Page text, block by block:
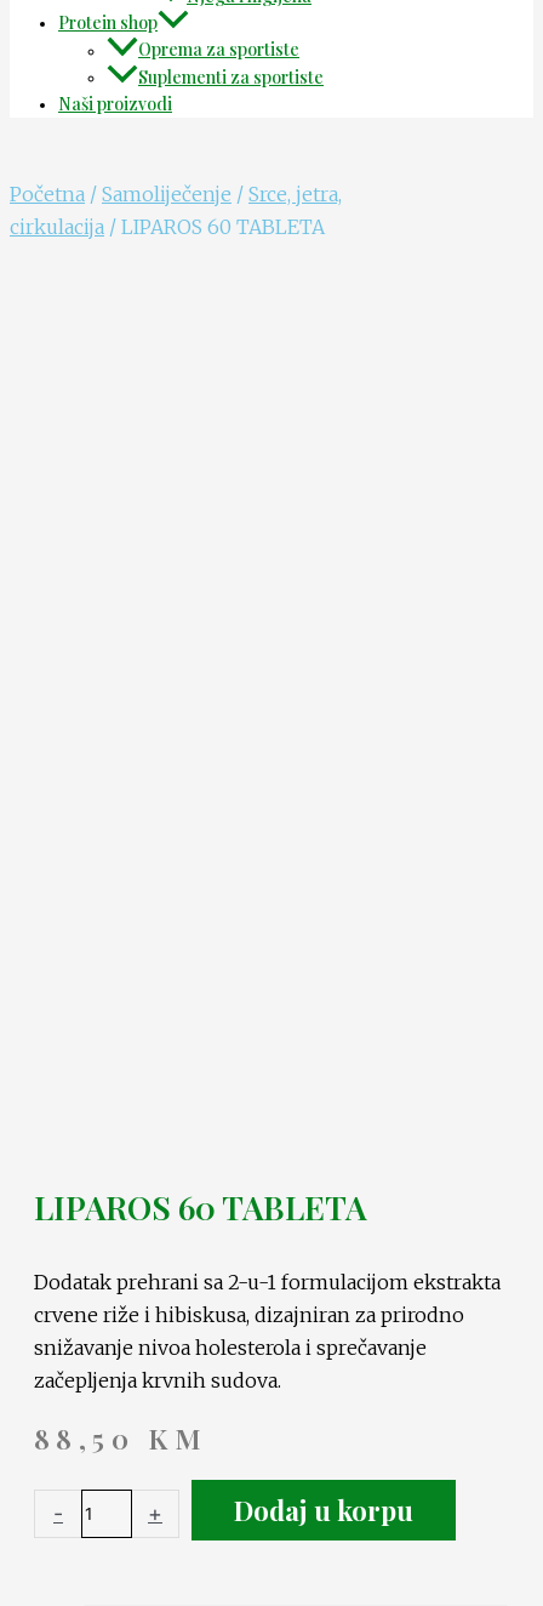
Protein shop
Oprema za sportiste
Suplementi za sportiste
Naši proizvodi
Početna / Samoliječenje / Srce, jetra,
cirkulacija / LIPAROS 60 TABLETA
LIPAROS 60 TABLETA
Dodatak prehrani sa 2-u-1 formulacijom ekstrakta
crvene riže i hibiskusa, dizajniran za prirodno
snižavanje nivoa holesterola i sprečavanje
začepljenja krvnih sudova.
88,50 KM
- + Dodaj u korpu